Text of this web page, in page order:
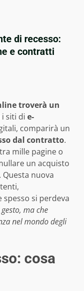
di recesso:
e contratti
troverà un
siti di e-
comparirà un
dal contratto.
mille pagine o
un acquisto
nuova
si perdeva
ma che
nel mondo degli
cosa